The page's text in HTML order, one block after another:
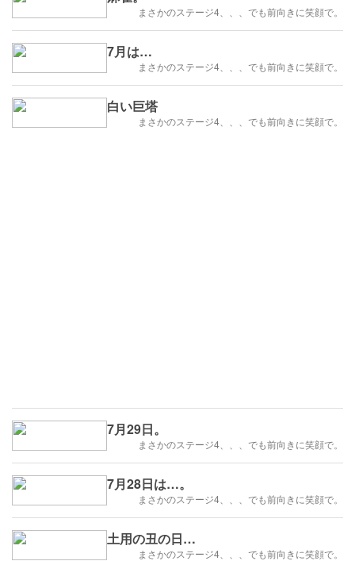
まさかのステージ4、、、でも前向きに笑顔で。
7月は…
まさかのステージ4、、、でも前向きに笑顔で。
白い巨塔
まさかのステージ4、、、でも前向きに笑顔で。
7月29日。
まさかのステージ4、、、でも前向きに笑顔で。
7月28日は…。
まさかのステージ4、、、でも前向きに笑顔で。
土用の丑の日…
まさかのステージ4、、、でも前向きに笑顔で。